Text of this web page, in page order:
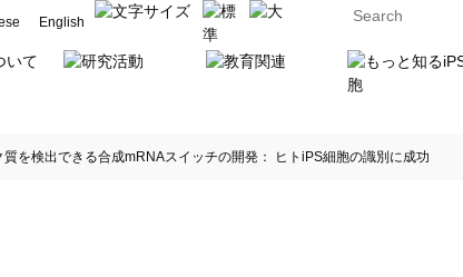
English
検出できる合成mRNAスイッチの開発： ヒトiPS細胞の識別に成功